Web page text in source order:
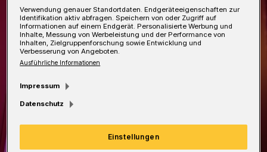
Verwendung genauer Standortdaten. Endgeräteeigenschaften zur
Identifikation aktiv abfragen. Speichern von oder Zugriff auf
Informationen auf einem Endgerät. Personalisierte Werbung und
Inhalte, Messung von Werbeleistung und der Performance von
Inhalten, Zielgruppenforschung sowie Entwicklung und
Verbesserung von Angeboten.
Ausführliche Informationen
Impressum
Datenschutz
Einstellungen